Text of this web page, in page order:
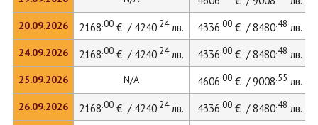
20.09.2026
24.09.2026
25.09.2026
26.09.2026
2168.00€ / 4240.24лв. 4336.00€ / 8480.48 лв.
2168.00€ / 4240.24лв. 4336.00€ / 8480.48 лв.
N/A 4606.00€ / 9008.55 лв.
2168.00€ / 4240.24лв. 4336.00€ / 8480.48 лв.